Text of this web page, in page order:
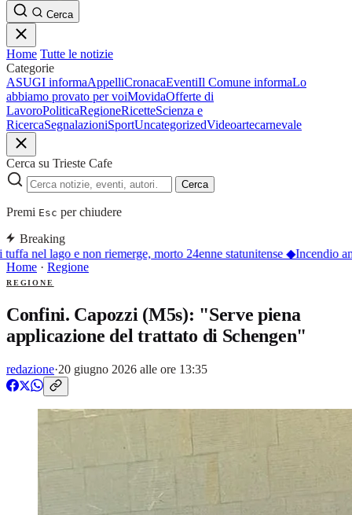
Cerca
Home Tutte le notizie
Categorie
ASUGI informaAppelliCronacaEventiIl Comune informaLo
abbiamo provato per voiMovidaOfferte di
LavoroPoliticaRegioneRicetteScienza e
RicercaSegnalazioniSportUncategorizedVideoartecarnevale
Cerca su Trieste Cafe
Cerca
Premi Esc per chiudere
Breaking
nel lago e non riemerge, morto 24enne statunitense◆Incendio
Home · Regione
REGIONE
Confini. Capozzi (M5s): "Serve piena
applicazione del trattato di Schengen"
redazione·20 giugno 2026 alle ore 13:35